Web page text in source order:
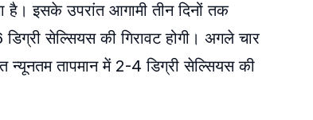
है। इसके उपरांत आगामी तीन दिनों तक
सेल्सियस की गिरावट होगी। अगले चार
न्यूनतम तापमान में 2-4 डिग्री सेल्सियस की